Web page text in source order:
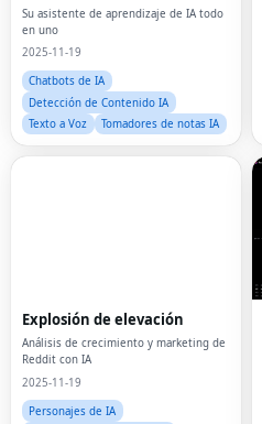
Su asistente de aprendizaje de IA todo
en uno
2025-11-19
Chatbots de IA
Detección de Contenido IA
Texto a Voz
Tomadores de notas IA
Explosión de elevación
Análisis de crecimiento y marketing de
Reddit con IA
2025-11-19
Personajes de IA